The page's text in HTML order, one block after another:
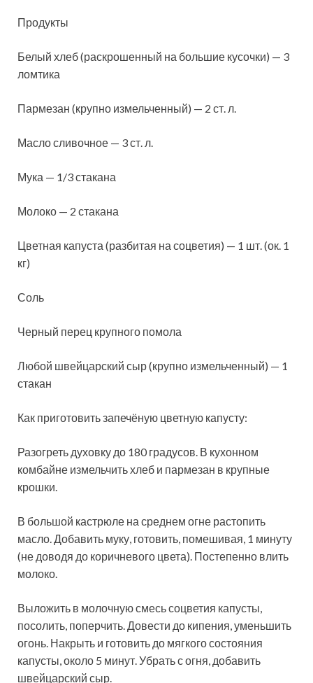
Продукты
Белый хлеб (раскрошенный на большие кусочки) — 3
ломтика
Пармезан (крупно измельченный) — 2 ст. л.
Масло сливочное — 3 ст. л.
Мука — 1/3 стакана
Молоко — 2 стакана
Цветная капуста (разбитая на соцветия) — 1 шт. (ок. 1
кг)
Соль
Черный перец крупного помола
Любой швейцарский сыр (крупно измельченный) — 1
стакан
Как приготовить запечёную цветную капусту:
Разогреть духовку до 180 градусов. В кухонном
комбайне измельчить хлеб и пармезан в крупные
крошки.
В большой кастрюле на среднем огне растопить
масло. Добавить муку, готовить, помешивая, 1 минуту
(не доводя до коричневого цвета). Постепенно влить
молоко.
Выложить в молочную смесь соцветия капусты,
посолить, поперчить. Довести до кипения, уменьшить
огонь. Накрыть и готовить до мягкого состояния
капусты, около 5 минут. Убрать с огня, добавить
швейцарский сыр.